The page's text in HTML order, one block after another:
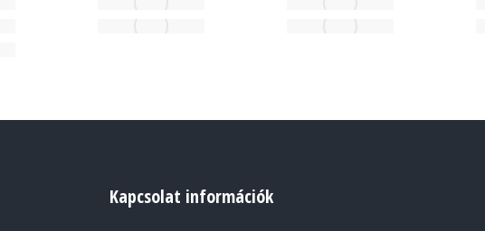
Kapcsolat információk